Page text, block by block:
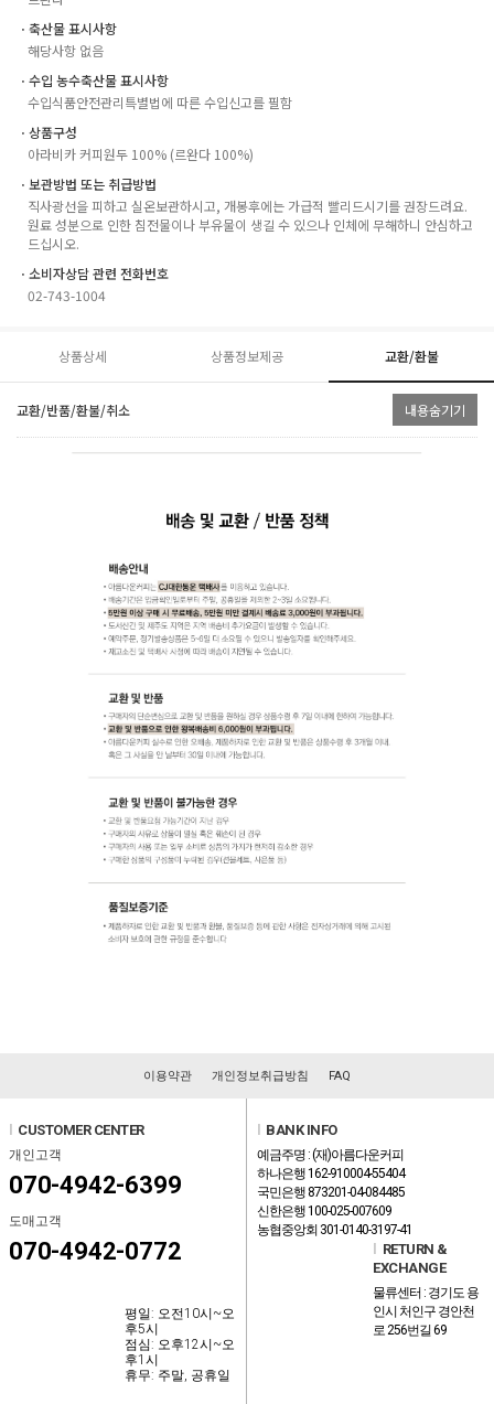
ㆍ축산물 표시사항
해당사항 없음
ㆍ수입 농수축산물 표시사항
수입식품안전관리특별법에 따른 수입신고를 필함
ㆍ상품구성
아라비카 커피원두 100% (르완다 100%)
ㆍ보관방법 또는 취급방법
직사광선을 피하고 실온보관하시고, 개봉후에는 가급적 빨리드시기를 권장드려요.
원료 성분으로 인한 침전물이나 부유물이 생길 수 있으나 인체에 무해하니 안심하고
드십시오.
ㆍ소비자상담 관련 전화번호
02-743-1004
상품상세 상품정보제공 교환/환불
교환/반품/환불/취소 내용숨기기
이용약관 개인정보취급방침 FAQ
CUSTOMER CENTER
개인고객
070-4942-6399
도매고객
070-4942-0772
평일: 오전10시~오
후5시
점심: 오후12시~오
후1시
휴무: 주말, 공휴일
BANK INFO
예금주명 : (재)아름다운커피
하나은행 162-910004-55404
국민은행 873201-04-084485
신한은행 100-025-007609
농협중앙회 301-0140-3197-41
RETURN &
EXCHANGE
물류센터 : 경기도 용
인시 처인구 경안천
로 256번길 69